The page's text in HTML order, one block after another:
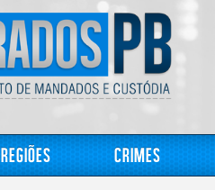
Regiões Crimes